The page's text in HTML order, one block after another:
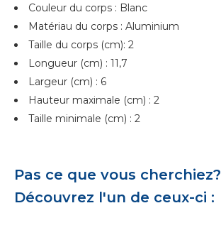
Couleur du corps : Blanc
Matériau du corps : Aluminium
Taille du corps (cm): 2
Longueur (cm) : 11,7
Largeur (cm) : 6
Hauteur maximale (cm) : 2
Taille minimale (cm) : 2
Pas ce que vous cherchiez?
Découvrez l'un de ceux-ci :